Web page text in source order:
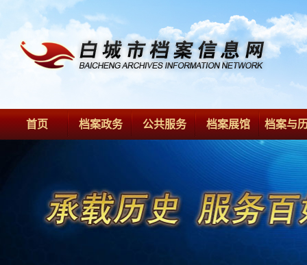
首页 档案政务 公共服务 档案展馆 档案与